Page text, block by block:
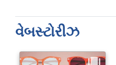
વેબસ્ટોરીઝ